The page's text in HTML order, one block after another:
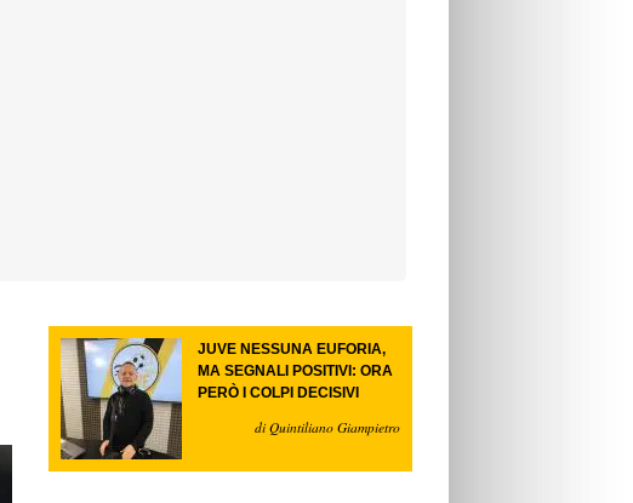
JUVE NESSUNA EUFORIA,
MA SEGNALI POSITIVI: ORA
PERÒ I COLPI DECISIVI
di Quintiliano Giampietro